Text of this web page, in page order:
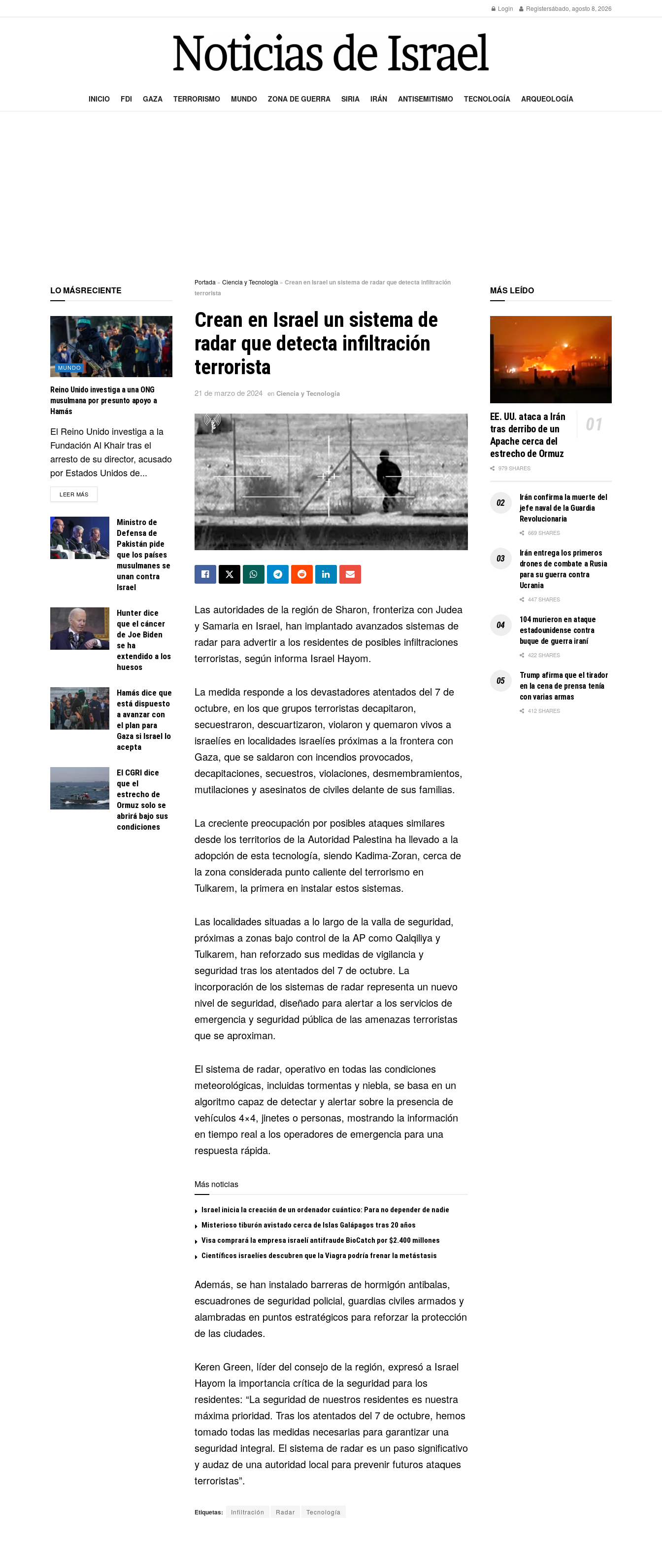
Login Registersábado, agosto 8, 2026
INICIO FDI GAZA TERRORISMO MUNDO ZONA DE GUERRA SIRIA IRÁN ANTISEMITISMO TECNOLOGÍA ARQUEOLOGÍA
Portada » Ciencia y Tecnología » Crean en Israel un sistema de radar que detecta infiltración
terrorista
Crean en Israel un sistema de
radar que detecta infiltración
terrorista
21 de marzo de 2024 en Ciencia y Tecnología
Las autoridades de la región de Sharon, fronteriza con Judea
y Samaria en Israel, han implantado avanzados sistemas de
radar para advertir a los residentes de posibles infiltraciones
terroristas, según informa Israel Hayom.
La medida responde a los devastadores atentados del 7 de
octubre, en los que grupos terroristas decapitaron,
secuestraron, descuartizaron, violaron y quemaron vivos a
israelíes en localidades israelíes próximas a la frontera con
Gaza, que se saldaron con incendios provocados,
decapitaciones, secuestros, violaciones, desmembramientos,
mutilaciones y asesinatos de civiles delante de sus familias.
La creciente preocupación por posibles ataques similares
desde los territorios de la Autoridad Palestina ha llevado a la
adopción de esta tecnología, siendo Kadima-Zoran, cerca de
la zona considerada punto caliente del terrorismo en
Tulkarem, la primera en instalar estos sistemas.
Las localidades situadas a lo largo de la valla de seguridad,
próximas a zonas bajo control de la AP como Qalqiliya y
Tulkarem, han reforzado sus medidas de vigilancia y
seguridad tras los atentados del 7 de octubre. La
incorporación de los sistemas de radar representa un nuevo
nivel de seguridad, diseñado para alertar a los servicios de
emergencia y seguridad pública de las amenazas terroristas
que se aproximan.
El sistema de radar, operativo en todas las condiciones
meteorológicas, incluidas tormentas y niebla, se basa en un
algoritmo capaz de detectar y alertar sobre la presencia de
vehículos 4×4, jinetes o personas, mostrando la información
en tiempo real a los operadores de emergencia para una
respuesta rápida.
Más noticias
Israel inicia la creación de un ordenador cuántico: Para no depender de nadie
Misterioso tiburón avistado cerca de Islas Galápagos tras 20 años
Visa comprará la empresa israelí antifraude BioCatch por $2.400 millones
Científicos israelíes descubren que la Viagra podría frenar la metástasis
Además, se han instalado barreras de hormigón antibalas,
escuadrones de seguridad policial, guardias civiles armados y
alambradas en puntos estratégicos para reforzar la protección
de las ciudades.
Keren Green, líder del consejo de la región, expresó a Israel
Hayom la importancia crítica de la seguridad para los
residentes: “La seguridad de nuestros residentes es nuestra
máxima prioridad. Tras los atentados del 7 de octubre, hemos
tomado todas las medidas necesarias para garantizar una
seguridad integral. El sistema de radar es un paso significativo
y audaz de una autoridad local para prevenir futuros ataques
terroristas”.
Etiquetas: Infiltración Radar Tecnología
LO MÁSRECIENTE
MUNDO
Reino Unido investiga a una ONG
musulmana por presunto apoyo a
Hamás
El Reino Unido investiga a la
Fundación Al Khair tras el
arresto de su director, acusado
por Estados Unidos de...
LEER MÁSDETAILS
Ministro de
Defensa de
Pakistán pide
que los países
musulmanes se
unan contra
Israel
Hunter dice
que el cáncer
de Joe Biden
se ha
extendido a los
huesos
Hamás dice que
está dispuesto
a avanzar con
el plan para
Gaza si Israel lo
acepta
El CGRI dice
que el
estrecho de
Ormuz solo se
abrirá bajo sus
condiciones
MÁS LEÍDO
EE. UU. ataca a Irán
tras derribo de un
Apache cerca del
estrecho de Ormuz
979 SHARES
Irán confirma la muerte del
jefe naval de la Guardia
Revolucionaria
669 SHARES
Irán entrega los primeros
drones de combate a Rusia
para su guerra contra
Ucrania
447 SHARES
104 murieron en ataque
estadounidense contra
buque de guerra iraní
422 SHARES
Trump afirma que el tirador
en la cena de prensa tenía
con varias armas
412 SHARES